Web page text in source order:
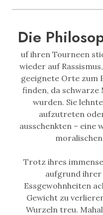
Die
uf ihren Tourneen
wieder auf
geeignete Orte zum
finden, da schwarze
wurden. Sie
aufzutreten
ausschenkten – eine
Trotz ihres
aufgrund ihrer
Essgewohnheiten
Gewicht zu
Wurzeln treu.